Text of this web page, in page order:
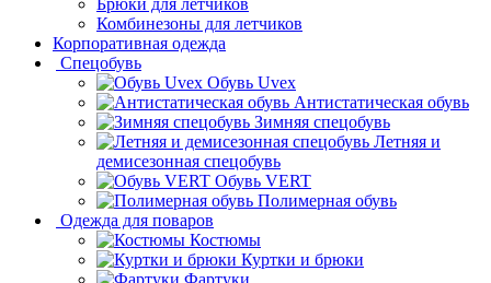
Комбинезоны для летчиков
Корпоративная одежда
Спецобувь
Обувь Uvex
Антистатическая обувь
Зимняя спецобувь
Летняя и
демисезонная спецобувь
Обувь VERT
Полимерная обувь
Одежда для поваров
Костюмы
Куртки и брюки
Фартуки